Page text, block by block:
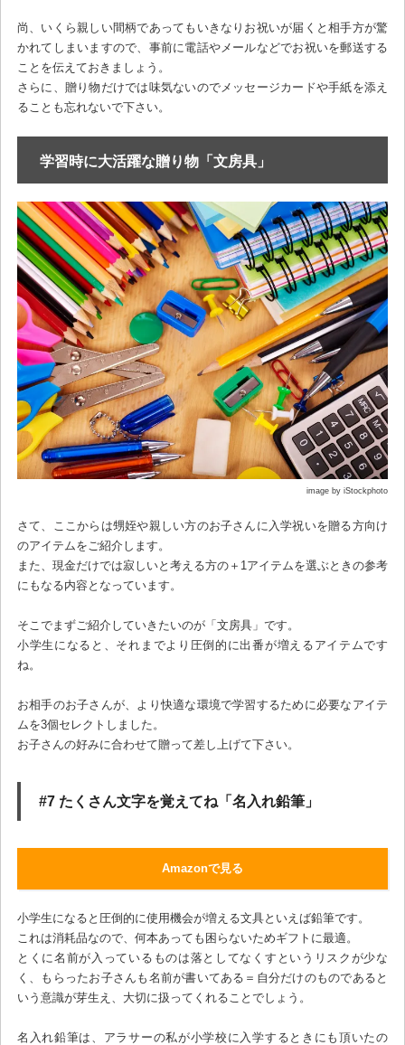
尚、いくら親しい間柄であってもいきなりお祝いが届くと相手方が驚
かれてしまいますので、事前に電話やメールなどでお祝いを郵送する
ことを伝えておきましょう。
さらに、贈り物だけでは味気ないのでメッセージカードや手紙を添え
ることも忘れないで下さい。
学習時に大活躍な贈り物「文房具」
image by iStockphoto
さて、ここからは甥姪や親しい方のお子さんに入学祝いを贈る方向け
のアイテムをご紹介します。
また、現金だけでは寂しいと考える方の＋1アイテムを選ぶときの参考
にもなる内容となっています。
そこでまずご紹介していきたいのが「文房具」です。
小学生になると、それまでより圧倒的に出番が増えるアイテムです
ね。
お相手のお子さんが、より快適な環境で学習するために必要なアイテ
ムを3個セレクトしました。
お子さんの好みに合わせて贈って差し上げて下さい。
#7 たくさん文字を覚えてね「名入れ鉛筆」
Amazonで見る
小学生になると圧倒的に使用機会が増える文具といえば鉛筆です。
これは消耗品なので、何本あっても困らないためギフトに最適。
とくに名前が入っているものは落としてなくすというリスクが少な
く、もらったお子さんも名前が書いてある＝自分だけのものであると
いう意識が芽生え、大切に扱ってくれることでしょう。
名入れ鉛筆は、アラサーの私が小学校に入学するときにも頂いたの